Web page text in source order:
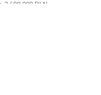
3.608.000 PLN.